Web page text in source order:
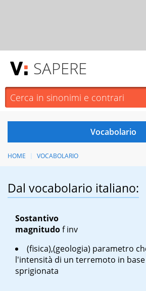
SAPERE
HOME VOCABOLARIO
Dal vocabolario italiano:
Sostantivo
magnitudof inv
(fisica),(geologia) parametro
l'intensità di un terremoto in
sprigionata